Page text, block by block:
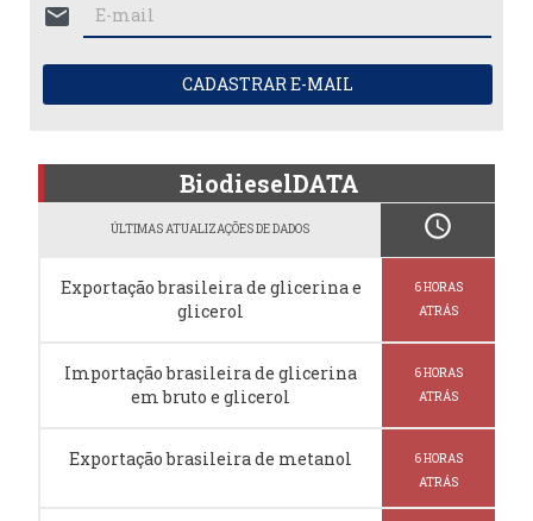
mail
CADASTRAR E-MAIL
BiodieselDATA
ÚLTIMAS ATUALIZAÇÕES DE DADOS schedule
Exportação brasileira de glicerina e
glicerol
6 HORAS
ATRÁS
Importação brasileira de glicerina
em bruto e glicerol
6 HORAS
ATRÁS
Exportação brasileira de metanol
6 HORAS
ATRÁS